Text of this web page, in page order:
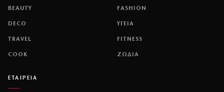
BEAUTY FASHION
DECO ΥΓΕΙΑ
TRAVEL FITNESS
COOK ΖΩΔΙΑ
ΕΤΑΙΡΕΙΑ